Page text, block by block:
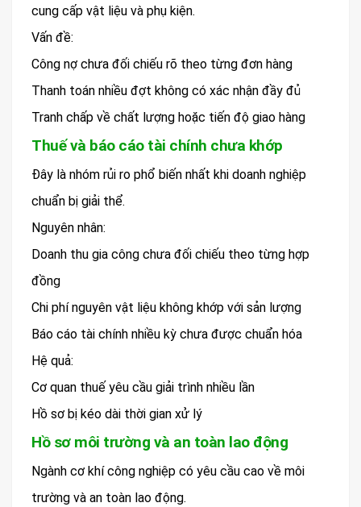
cung cấp vật liệu và phụ kiện.
Vấn đề:
Công nợ chưa đối chiếu rõ theo từng đơn hàng
Thanh toán nhiều đợt không có xác nhận đầy đủ
Tranh chấp về chất lượng hoặc tiến độ giao hàng
Thuế và báo cáo tài chính chưa khớp
Đây là nhóm rủi ro phổ biến nhất khi doanh nghiệp
chuẩn bị giải thể.
Nguyên nhân:
Doanh thu gia công chưa đối chiếu theo từng hợp
đồng
Chi phí nguyên vật liệu không khớp với sản lượng
Báo cáo tài chính nhiều kỳ chưa được chuẩn hóa
Hệ quả:
Cơ quan thuế yêu cầu giải trình nhiều lần
Hồ sơ bị kéo dài thời gian xử lý
Hồ sơ môi trường và an toàn lao động
Ngành cơ khí công nghiệp có yêu cầu cao về môi
trường và an toàn lao động.